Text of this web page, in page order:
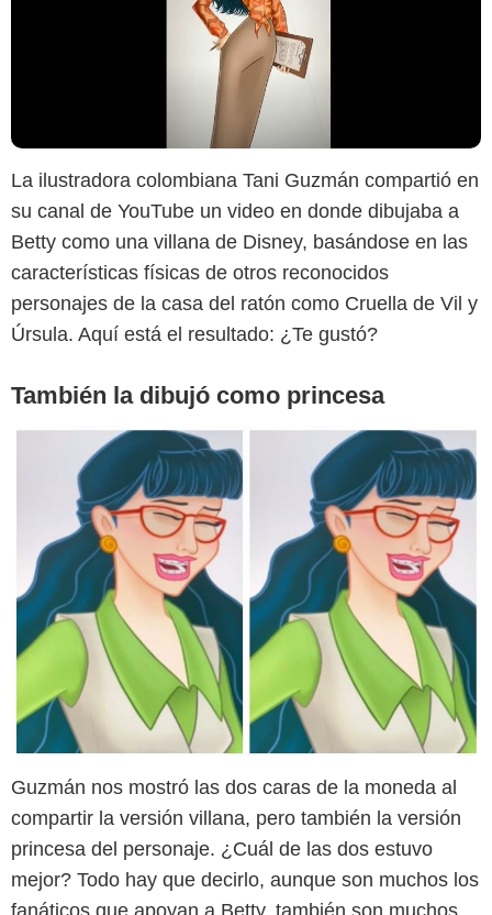
La ilustradora colombiana Tani Guzmán compartió en
su canal de YouTube un video en donde dibujaba a
Betty como una villana de Disney, basándose en las
características físicas de otros reconocidos
personajes de la casa del ratón como Cruella de Vil y
Úrsula. Aquí está el resultado: ¿Te gustó?
También la dibujó como princesa
Instagram @tani_pinta
Guzmán nos mostró las dos caras de la moneda al
compartir la versión villana, pero también la versión
princesa del personaje. ¿Cuál de las dos estuvo
mejor? Todo hay que decirlo, aunque son muchos los
fanáticos que apoyan a Betty, también son muchos